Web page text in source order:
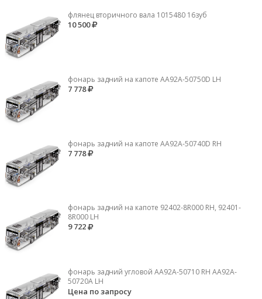
флянец вторичного вала 1015480 16зуб
10 500
фонарь задний на капоте AA92A-50750D LH
7 778
фонарь задний на капоте AA92A-50740D RH
7 778
фонарь задний на капоте 92402-8R000 RH, 92401-
8R000 LH
9 722
фонарь задний угловой AA92A-50710 RH AA92A-
50720A LH
Цена по запросу